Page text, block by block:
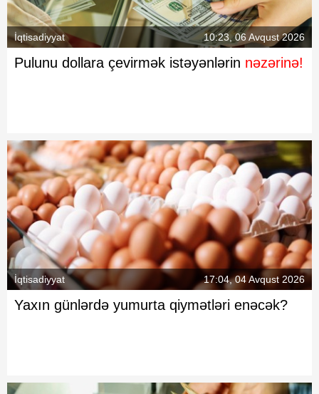
İqtisadiyyat 10:23, 06 Avqust 2026
Pulunu dollara çevirmək istəyənlərin nəzərinə!
İqtisadiyyat 17:04, 04 Avqust 2026
Yaxın günlərdə yumurta qiymətləri enəcək?